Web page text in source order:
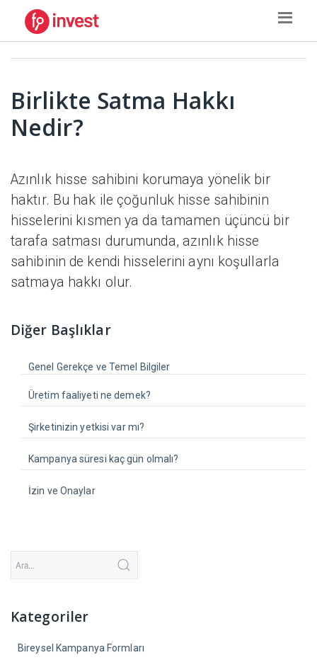
Birlikte Satma Hakkı
Nedir?
Azınlık hisse sahibini korumaya yönelik bir
haktır. Bu hak ile çoğunluk hisse sahibinin
hisselerini kısmen ya da tamamen üçüncü bir
tarafa satması durumunda, azınlık hisse
sahibinin de kendi hisselerini aynı koşullarla
satmaya hakkı olur.
Diğer Başlıklar
Genel Gerekçe ve Temel Bilgiler
Üretim faaliyeti ne demek?
Şirketinizin yetkisi var mı?
Kampanya süresi kaç gün olmalı?
İzin ve Onaylar
Kategoriler
Bireysel Kampanya Formları